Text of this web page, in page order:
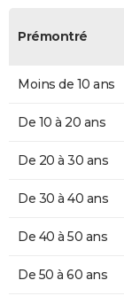
Prémontré
Moins de 10 ans
De 10 à 20 ans
De 20 à 30 ans
De 30 à 40 ans
De 40 à 50 ans
De 50 à 60 ans